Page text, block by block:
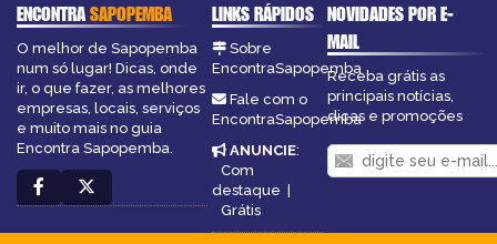
ENCONTRASAPOPEMBA
O melhor de Sapopemba
num só lugar! Dicas, onde
ir, o que fazer, as melhores
empresas, locais, serviços
e muito mais no guia
Encontra Sapopemba.
LINKS RÁPIDOS
Sobre
EncontraSapopemba
Fale com o
EncontraSapopemba
ANUNCIE:
Com
destaque |
Grátis
NOVIDADES POR E-
MAIL
Receba grátis as
principais notícias,
dicas e promoções